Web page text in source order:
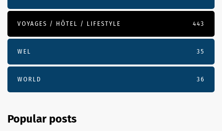
VOYAGES / HÔTEL / LIFESTYLE 443
WEL 35
WORLD 36
Popular posts